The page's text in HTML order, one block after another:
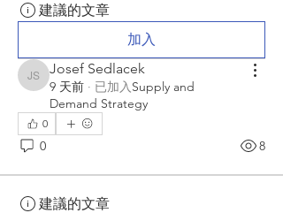
建議的文章
加入
Josef Sedlacek
Josef Sedlacek
9 天前 · 已加入Supply and
Demand Strategy
0
0 8
建議的文章